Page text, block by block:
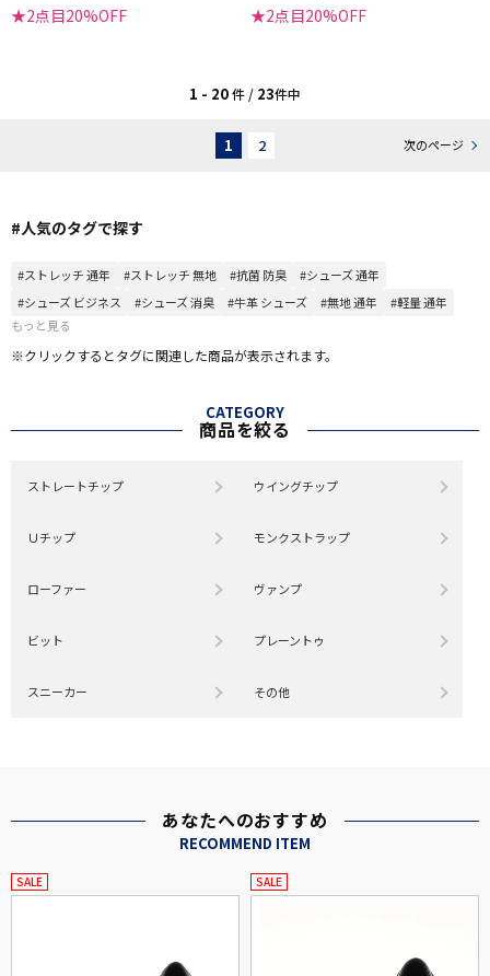
★2点目20%OFF ★2点目20%OFF
1 - 20件 / 23件中
1 2 次のページ
#人気のタグで探す
#ストレッチ 通年 #ストレッチ 無地 #抗菌 防臭
#シューズ 通年
#シューズ ビジネス
#シューズ 消臭 #牛革 シューズ #無地 通年
#軽量 通年
もっと見る
※クリックするとタグに関連した商品が表示されます。
CATEGORY
商品を絞る
ストレートチップ ウイングチップ
Ｕチップ モンクストラップ
ローファー ヴァンプ
ビット プレーントゥ
スニーカー その他
あなたへのおすすめ
RECOMMEND ITEM
SALE SALE